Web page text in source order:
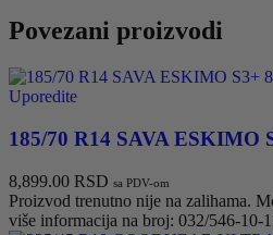
Povezani proizvodi
Uporedite
185/70 R14 SAVA ESKIMO
8,899.00 RSD sa PDV-om
Proizvod trenutno nije na zalihama.
više informacija na broj: 032/546-10-